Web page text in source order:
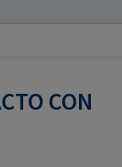
CON